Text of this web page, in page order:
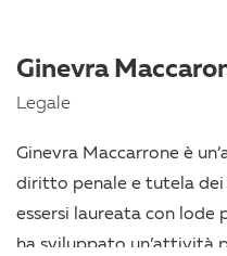
accesso all’informazione,
all’Università di Trento.
Ginevra
Legale
Ginevra Maccarrone è
diritto penale e tutela
essersi laureata con lode
ha sviluppato un’attività